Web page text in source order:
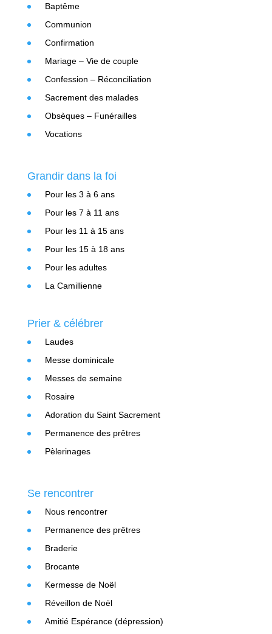
Baptême
Communion
Confirmation
Mariage – Vie de couple
Confession – Réconciliation
Sacrement des malades
Obsèques – Funérailles
Vocations
Grandir dans la foi
Pour les 3 à 6 ans
Pour les 7 à 11 ans
Pour les 11 à 15 ans
Pour les 15 à 18 ans
Pour les adultes
La Camillienne
Prier & célébrer
Laudes
Messe dominicale
Messes de semaine
Rosaire
Adoration du Saint Sacrement
Permanence des prêtres
Pèlerinages
Se rencontrer
Nous rencontrer
Permanence des prêtres
Braderie
Brocante
Kermesse de Noël
Réveillon de Noël
Amitié Espérance (dépression)